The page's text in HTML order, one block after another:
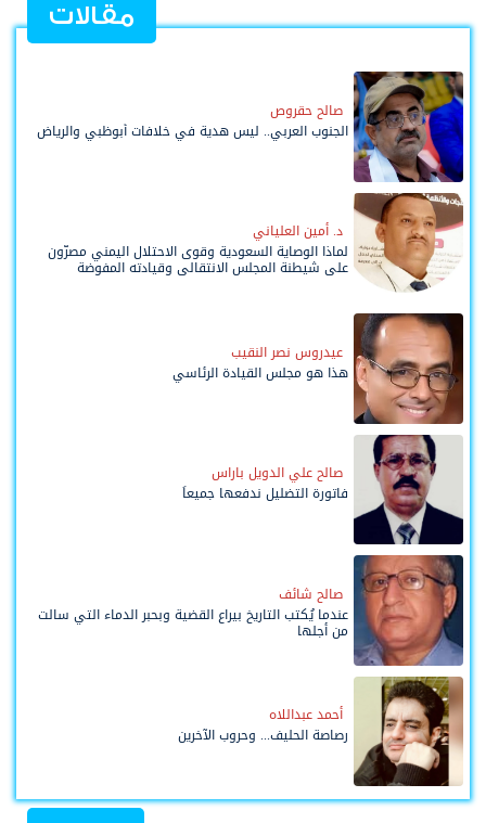
مقالات
صالح حقروص
الجنوب العربي.. ليس هدية في خلافات أبوظبي والرياض
د. أمين العلياني
لماذا الوصاية السعودية وقوى الاحتلال اليمني مصرّون
على شيطنة المجلس الانتقالي وقيادته المفوضة
عيدروس نصر النقيب
هذا هو مجلس القيادة الرئاسي
صالح علي الدويل باراس
فاتورة التضليل ندفعها جميعاً
صالح شائف
عندما يُكتب التاريخ بيراع القضية وبحبر الدماء التي سالت
من أجلها
أحمد عبداللاه
رصاصة الحليف... وحروب الآخرين